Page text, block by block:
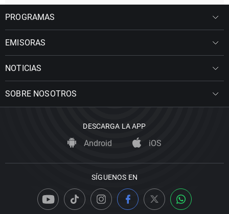
PROGRAMAS
EMISORAS
NOTICIAS
SOBRE NOSOTROS
DESCARGA LA APP
Android iOS
SÍGUENOS EN